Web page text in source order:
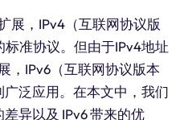
展，IPv4（互联网协议版
准协议。但由于IPv4地址
，IPv6（互联网协议版本
泛应用。在本文中，我们
差异以及 IPv6 带来的优